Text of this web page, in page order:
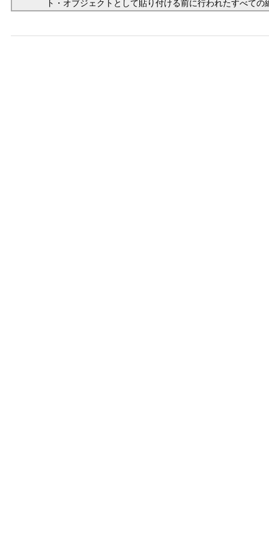
ト・オブジェクトとして貼り付ける前に行われたすべて